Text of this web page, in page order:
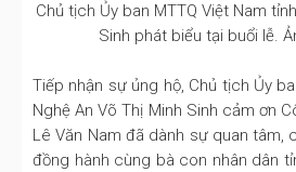
Chủ tịch Ủy ban MTTQ Việt Nam
Sinh phát biểu tại buổi lễ.
Tiếp nhận sự ủng hộ, Chủ tịch Ủy
Nghệ An Võ Thị Minh Sinh cảm ơn
Lê Văn Nam đã dành sự quan tâm,
đồng hành cùng bà con nhân dân